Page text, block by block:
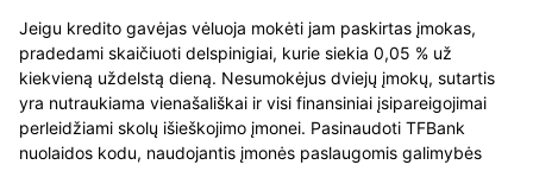
Jeigu kredito gavėjas vėluoja mokėti jam paskirtas įmokas,
pradedami skaičiuoti delspinigiai, kurie siekia 0,05 % už
kiekvieną uždelstą dieną. Nesumokėjus dviejų įmokų, sutartis
yra nutraukiama vienašališkai ir visi finansiniai įsipareigojimai
perleidžiami skolų išieškojimo įmonei. Pasinaudoti TFBank
nuolaidos kodu, naudojantis įmonės paslaugomis galimybės